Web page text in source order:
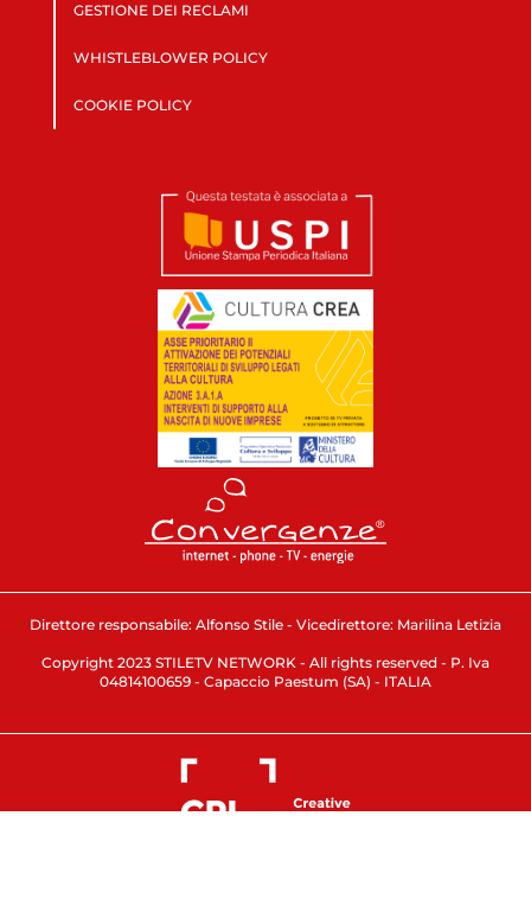
GESTIONE DEI RECLAMI
WHISTLEBLOWER POLICY
COOKIE POLICY
Direttore responsabile: Alfonso Stile - Vicedirettore: Marilina Letizia
Copyright 2023 STILETV NETWORK - All rights reserved - P. Iva
04814100659 - Capaccio Paestum (SA) - ITALIA